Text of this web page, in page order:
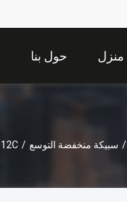
منزل حول بنا
/ سبيكة منخفضة التوسع /